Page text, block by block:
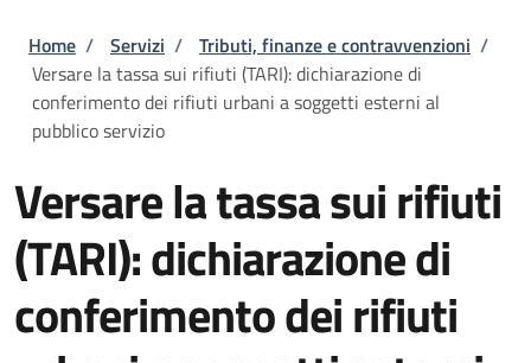
Briciole di pane
Home / Servizi / Tributi, finanze e contravvenzioni /
Versare la tassa sui rifiuti (TARI): dichiarazione di
conferimento dei rifiuti urbani a soggetti esterni al
pubblico servizio
Versare la tassa sui rifiuti
(TARI): dichiarazione di
conferimento dei rifiuti